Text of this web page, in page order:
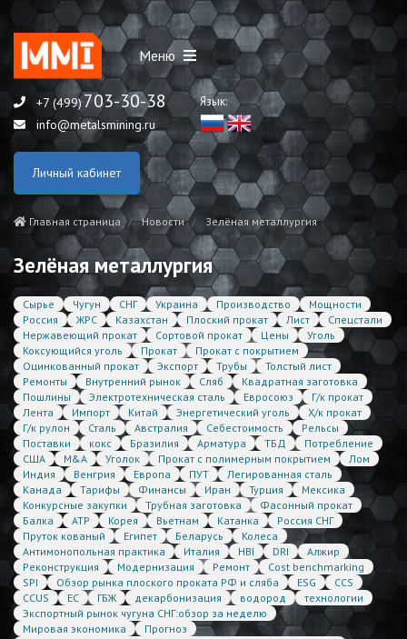
Меню
+7 (499)703-30-38
info@metalsmining.ru
Язык:
Личный кабинет
Главная страница Новости Зелёная металлургия
Зелёная металлургия
Сырье Чугун СНГ Украина Производство
Мощности
Россия
ЖРС Казахстан Плоский прокат Лист
Спецстали
Нержавеющий прокат
Сортовой прокат Цены
Уголь
Коксующийся уголь
Прокат
Прокат с покрытием
Оцинкованный прокат
Экспорт Трубы
Толстый лист
Ремонты
Внутренний рынок Сляб
Квадратная заготовка
Пошлины
Электротехническая сталь Евросоюз
Г/к прокат
Лента
Импорт Китай Энергетический уголь
Х/к прокат
Г/к рулон
Сталь Австралия Себестоимость
Рельсы
Поставки
кокс Бразилия Арматура ТБД
Потребление
США
M&A Уголок Прокат с полимерным покрытием
Лом
Индия
Венгрия Европа ПУТ
Легированная сталь
Канада
Тарифы Финансы Иран Турция
Мексика
Конкурсные закупки
Трубная заготовка
Фасонный прокат
Балка
АТР Корея Вьетнам Катанка
Россия СНГ
Пруток кованый
Египет Беларусь
Колеса
Антимонопольная практика
Италия HBI DRI
Алжир
Реконструкция
Модернизация Ремонт
Cost benchmarking
SPI
Обзор рынка плоского проката РФ и сляба ESG
CCS
CCUS
ЕС ГБЖ декарбонизация водород
технологии
Экспортный рынок чугуна СНГ:обзор за неделю
Мировая экономика
Прогноз